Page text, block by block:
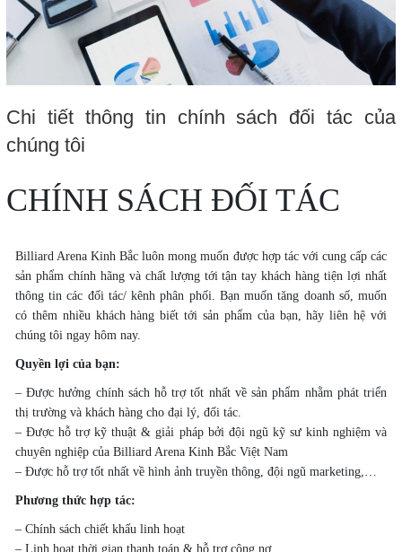
Chi tiết thông tin chính sách đối tác của
chúng tôi
CHÍNH SÁCH ĐỐI TÁC
Billiard Arena Kinh Bắc luôn mong muốn được hợp tác với cung cấp các
sản phẩm chính hãng và chất lượng tới tận tay khách hàng tiện lợi nhất
thông tin các đối tác/ kênh phân phối. Bạn muốn tăng doanh số, muốn
có thêm nhiều khách hàng biết tới sản phẩm của bạn, hãy liên hệ với
chúng tôi ngay hôm nay.
Quyền lợi của bạn:
– Được hưởng chính sách hỗ trợ tốt nhất về sản phẩm nhằm phát triển
thị trường và khách hàng cho đại lý, đối tác.
– Được hỗ trợ kỹ thuật & giải pháp bởi đội ngũ kỹ sư kinh nghiệm và
chuyên nghiệp của Billiard Arena Kinh Bắc Việt Nam
– Được hỗ trợ tốt nhất về hình ảnh truyền thông, đội ngũ marketing,…
Phương thức hợp tác:
– Chính sách chiết khấu linh hoạt
– Linh hoạt thời gian thanh toán & hỗ trợ công nợ.